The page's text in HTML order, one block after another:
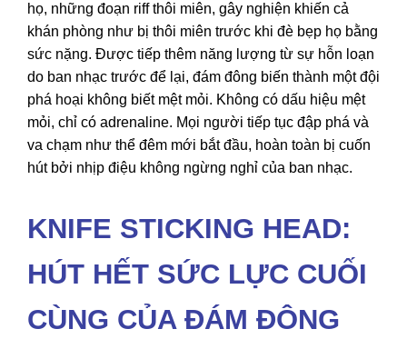
họ, những đoạn riff thôi miên, gây nghiện khiến cả
khán phòng như bị thôi miên trước khi đè bẹp họ bằng
sức nặng. Được tiếp thêm năng lượng từ sự hỗn loạn
do ban nhạc trước để lại, đám đông biến thành một đội
phá hoại không biết mệt mỏi. Không có dấu hiệu mệt
mỏi, chỉ có adrenaline. Mọi người tiếp tục đập phá và
va chạm như thể đêm mới bắt đầu, hoàn toàn bị cuốn
hút bởi nhịp điệu không ngừng nghỉ của ban nhạc.
KNIFE STICKING HEAD:
HÚT HẾT SỨC LỰC CUỐI
CÙNG CỦA ĐÁM ĐÔNG